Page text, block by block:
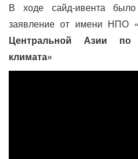
В ходе сайд-ивента было
заявление от имени НПО
Центральной Азии по
климата»